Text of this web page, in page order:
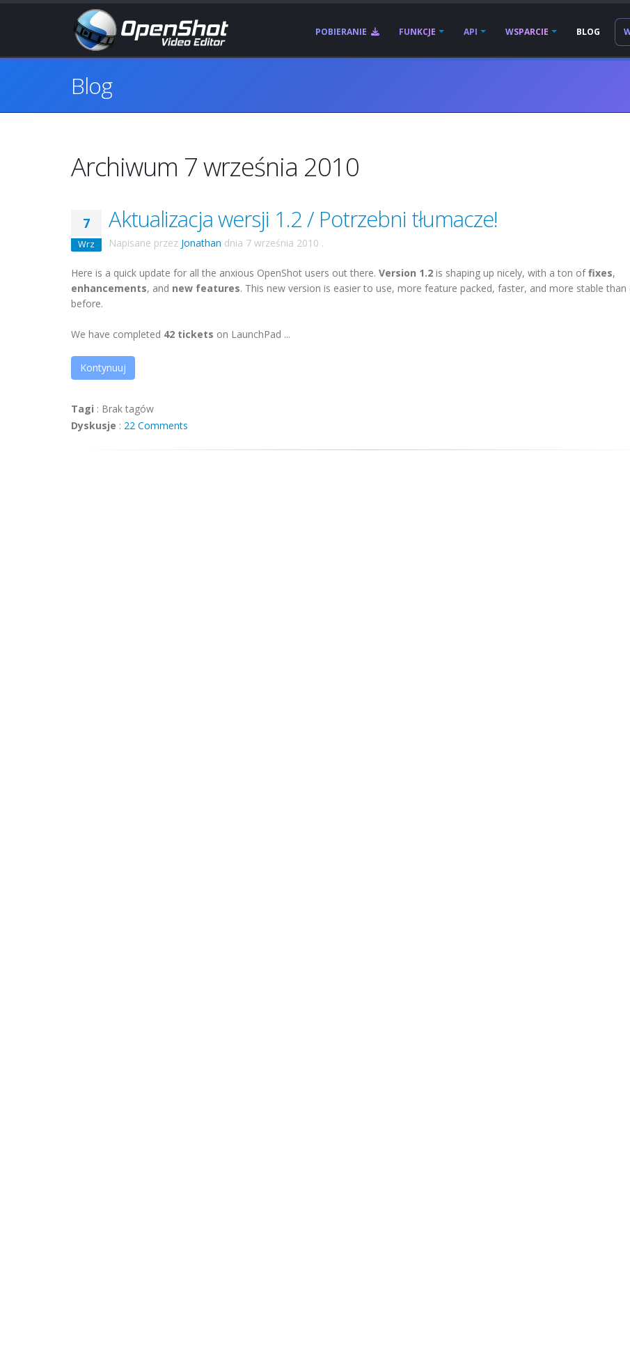
POBIERANIE FUNKCJE API WSPARCIE BLOG
Blog
Archiwum 7 września 2010
7
Wrz
Aktualizacja wersji 1.2 / Potrzebni tłumacze!
Napisane przez Jonathan dnia 7 września 2010 .
Here is a quick update for all the anxious OpenShot users out there. Version 1.2 is shaping up nicely, with a ton offixes,
enhancements, and new features. This new version is easier to use, more feature packed, faster, and more stable than
before.
We have completed 42 tickets on LaunchPad ...
Kontynuuj
Tagi : Brak tagów
Dyskusje : 22 Comments